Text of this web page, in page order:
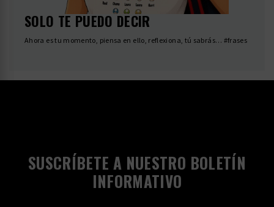
SOLO TE PUEDO DECIR
Ahora es tu momento, piensa en ello, reflexiona, tú sabrás… #frases
SUSCRÍBETE A NUESTRO BOLETÍN
INFORMATIVO